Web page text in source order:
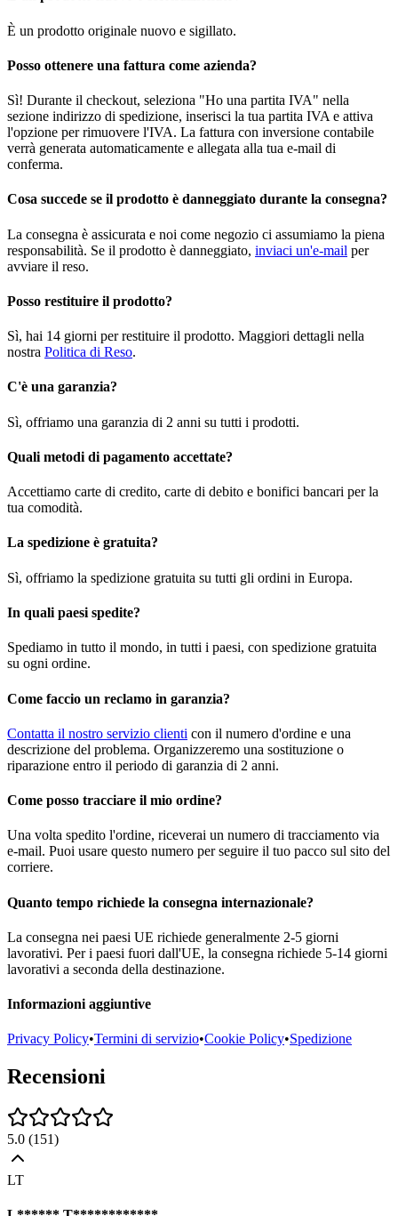
È un prodotto originale nuovo e sigillato.
Posso ottenere una fattura come azienda?
Sì! Durante il checkout, seleziona "Ho una partita IVA" nella
sezione indirizzo di spedizione, inserisci la tua partita IVA e attiva
l'opzione per rimuovere l'IVA. La fattura con inversione contabile
verrà generata automaticamente e allegata alla tua e-mail di
conferma.
Cosa succede se il prodotto è danneggiato durante la consegna?
La consegna è assicurata e noi come negozio ci assumiamo la piena
responsabilità. Se il prodotto è danneggiato, inviaci un'e-mail per
avviare il reso.
Posso restituire il prodotto?
Sì, hai 14 giorni per restituire il prodotto. Maggiori dettagli nella
nostra Politica di Reso.
C'è una garanzia?
Sì, offriamo una garanzia di 2 anni su tutti i prodotti.
Quali metodi di pagamento accettate?
Accettiamo carte di credito, carte di debito e bonifici bancari per la
tua comodità.
La spedizione è gratuita?
Sì, offriamo la spedizione gratuita su tutti gli ordini in Europa.
In quali paesi spedite?
Spediamo in tutto il mondo, in tutti i paesi, con spedizione gratuita
su ogni ordine.
Come faccio un reclamo in garanzia?
Contatta il nostro servizio clienti con il numero d'ordine e una
descrizione del problema. Organizzeremo una sostituzione o
riparazione entro il periodo di garanzia di 2 anni.
Come posso tracciare il mio ordine?
Una volta spedito l'ordine, riceverai un numero di tracciamento via
e-mail. Puoi usare questo numero per seguire il tuo pacco sul sito del
corriere.
Quanto tempo richiede la consegna internazionale?
La consegna nei paesi UE richiede generalmente 2-5 giorni
lavorativi. Per i paesi fuori dall'UE, la consegna richiede 5-14 giorni
lavorativi a seconda della destinazione.
Informazioni aggiuntive
Privacy Policy•Termini di servizio•Cookie Policy•Spedizione
Recensioni
5.0 (151)
LT